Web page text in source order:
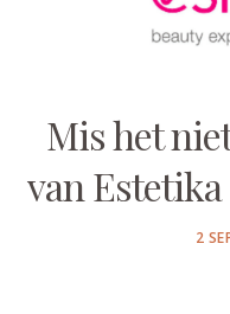
Mis het
van Estetika
2